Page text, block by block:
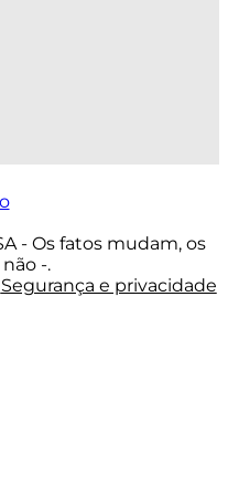
- Os fatos mudam, os
-.
Segurança e privacidade